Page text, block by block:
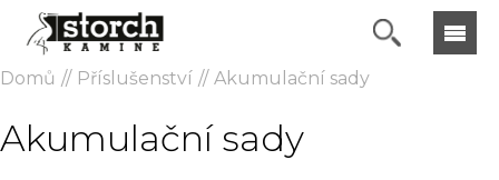
Domů Příslušenství Akumulační sady
Akumulační sady